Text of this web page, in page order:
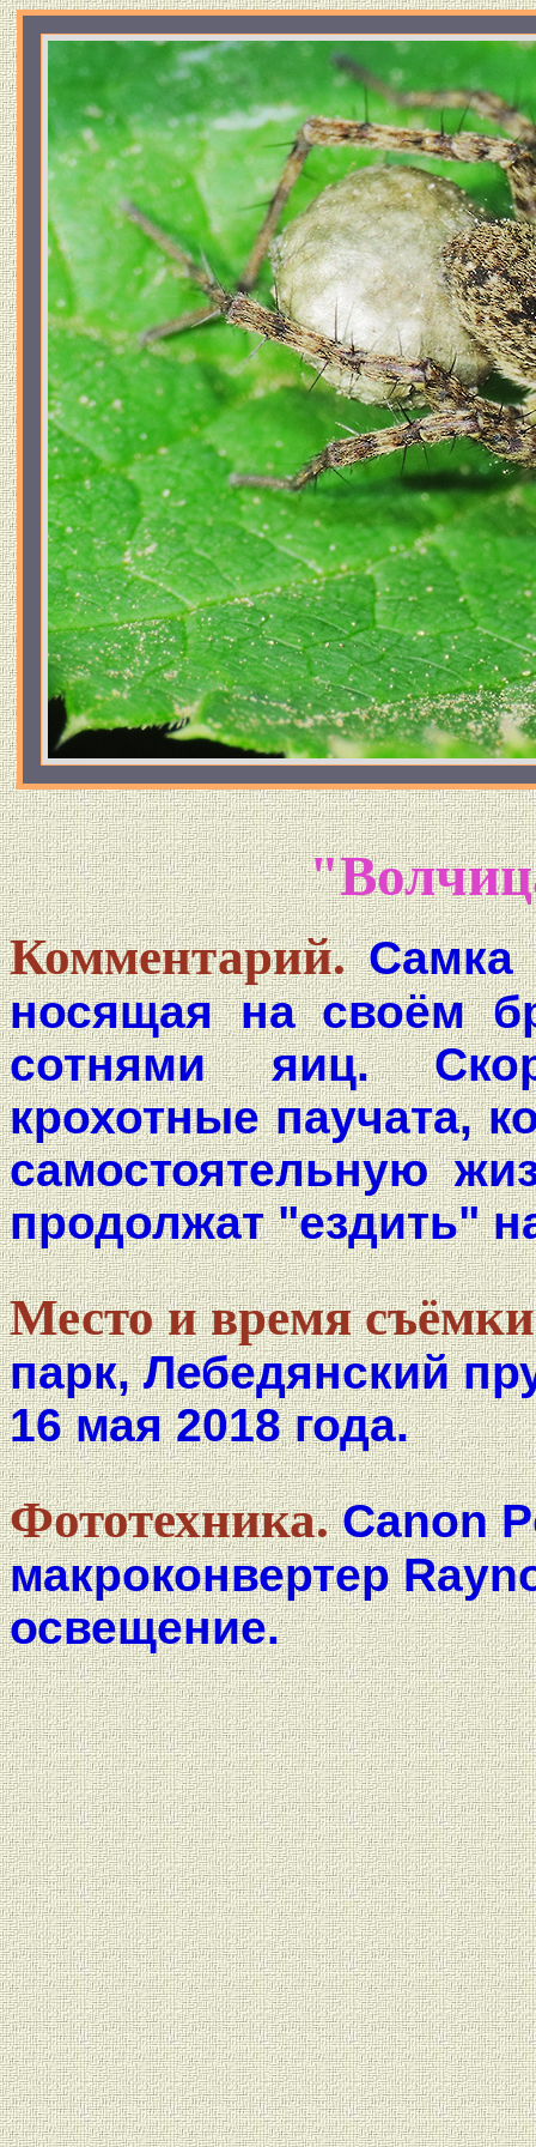
Комментарий.Самка
носящая на своём
сотнями яиц.
крохотные паучата,
самостоятельную
продолжат "ездить"
Место и время
парк, Лебедянский
16 мая 2018 года.
Фототехника.Canon
макроконвертер
освещение.